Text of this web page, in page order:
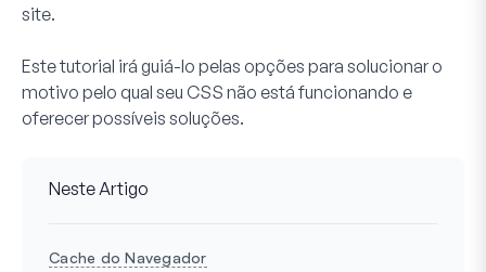
site.
Este tutorial irá guiá-lo pelas opções para solucionar o
motivo pelo qual seu CSS não está funcionando e
oferecer possíveis soluções.
Neste Artigo
Cache do Navegador